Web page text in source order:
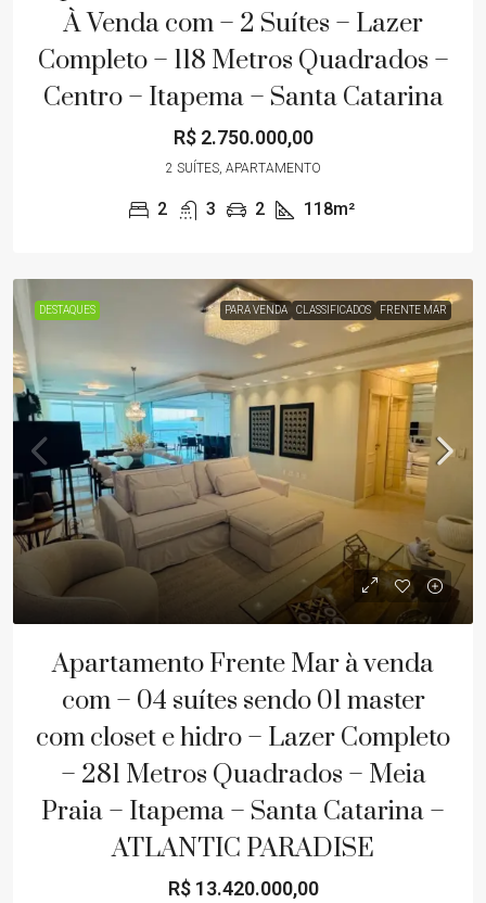
À Venda com – 2 Suítes – Lazer
Completo – 118 Metros Quadrados –
Centro – Itapema – Santa Catarina
R$ 2.750.000,00
2 SUÍTES, APARTAMENTO
2 3 2 118m²
DESTAQUES PARA VENDA CLASSIFICADOS FRENTE MAR
Apartamento Frente Mar à venda
com – 04 suítes sendo 01 master
com closet e hidro – Lazer Completo
– 281 Metros Quadrados – Meia
Praia – Itapema – Santa Catarina –
ATLANTIC PARADISE
R$ 13.420.000,00